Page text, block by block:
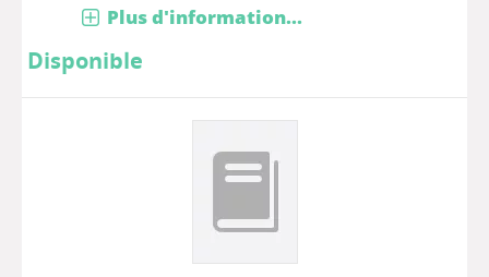
Plus d'information...
Disponible